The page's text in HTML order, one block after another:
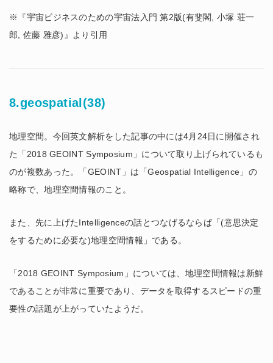
※『宇宙ビジネスのための宇宙法入門 第2版(有斐閣, 小塚 荘一
郎, 佐藤 雅彦)』より引用
8.geospatial(38)
地理空間。今回英文解析をした記事の中には4月24日に開催され
た「2018 GEOINT Symposium」について取り上げられているも
のが複数あった。「GEOINT」は「Geospatial Intelligence」の
略称で、地理空間情報のこと。
また、先に上げたIntelligenceの話とつなげるならば「(意思決定
をするために必要な)地理空間情報」である。
「2018 GEOINT Symposium」については、地理空間情報は新鮮
であることが非常に重要であり、データを取得するスピードの重
要性の話題が上がっていたようだ。